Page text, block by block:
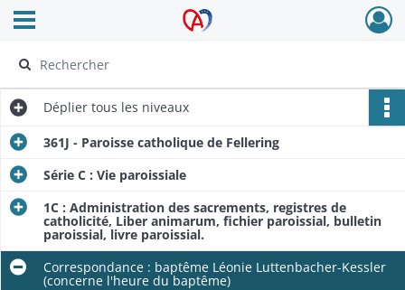
Archives Alsace - Colmar
Ouvrir le menu déroulant
Déplier tous les niveaux
361J - Paroisse catholique de Fellering
Série C : Vie paroissiale
1C : Administration des sacrements, registres de
catholicité, Liber animarum, fichier paroissial, bulletin
paroissial, livre paroissial.
Correspondance : baptême Léonie Luttenbacher-Kessler
(concerne l'heure du baptême)